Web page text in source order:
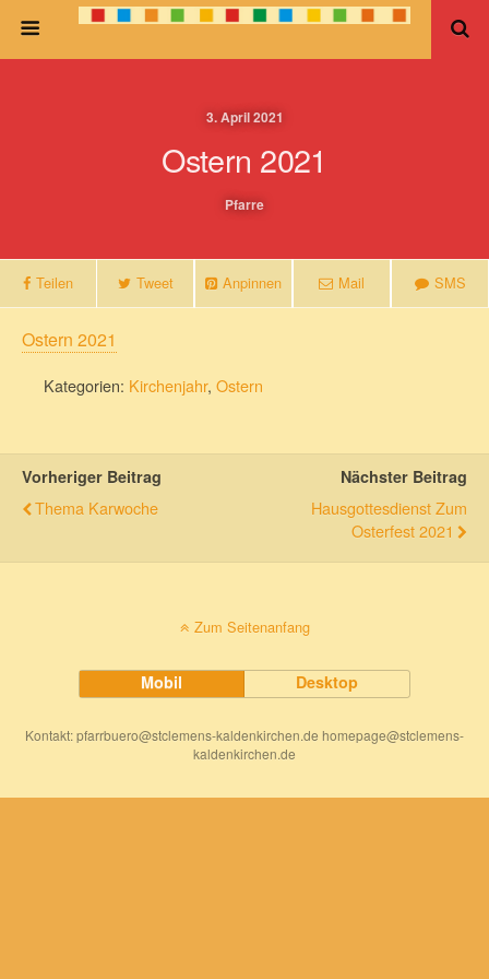
3. April 2021
Ostern 2021
Pfarre
Teilen Tweet Anpinnen Mail SMS
Ostern 2021
Kategorien: Kirchenjahr, Ostern
Vorheriger Beitrag
Thema Karwoche
Nächster Beitrag
Hausgottesdienst Zum
Osterfest 2021
Zum Seitenanfang
Mobil Desktop
Kontakt: pfarrbuero@stclemens-kaldenkirchen.de homepage@stclemens-
kaldenkirchen.de